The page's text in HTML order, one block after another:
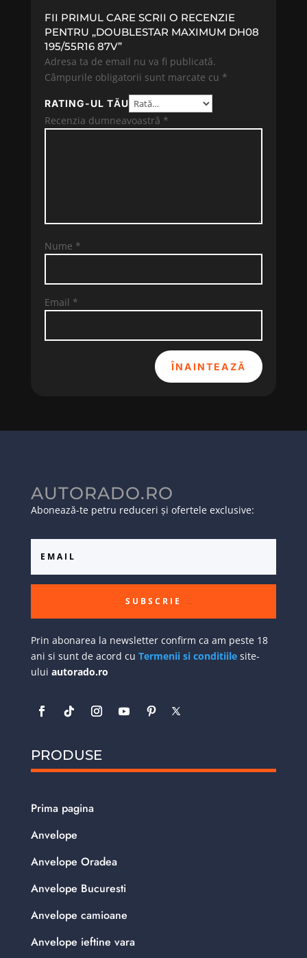
FII PRIMUL CARE SCRII O RECENZIE
PENTRU „DOUBLESTAR MAXIMUM DH08
195/55R16 87V”
Adresa ta de email nu va fi publicată.
Câmpurile obligatorii sunt marcate cu *
RATING-UL TĂU
Recenzia dumneavoastră *
Nume *
Email *
ÎNAINTEAZĂ
AUTORADO.RO
Abonează-te petru reduceri și ofertele exclusive:
SUBSCRIE
Prin abonarea la newsletter confirm ca am peste 18
ani si sunt de acord cu Termenii si conditiilesite-
ului autorado.ro
PRODUSE
Prima pagina
Anvelope
Anvelope Oradea
Anvelope Bucuresti
Anvelope camioane
Anvelope ieftine vara